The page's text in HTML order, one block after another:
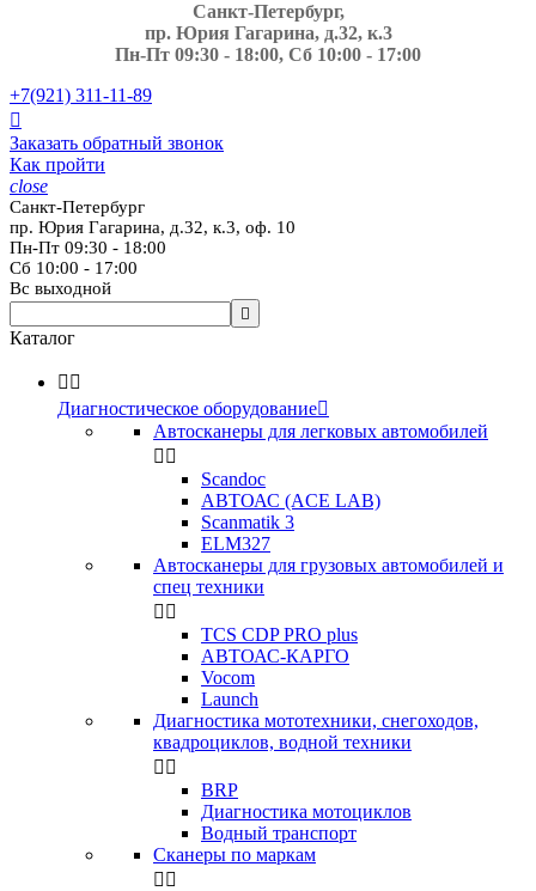
Санкт-Петербург,
пр. Юрия Гагарина, д.32, к.3
Пн-Пт 09:30 - 18:00, Сб 10:00 - 17:00
+7(921) 311-11-89

Заказать обратный звонок
Как пройти
close
Санкт-Петербург
пр. Юрия Гагарина, д.32, к.3, оф. 10
Пн-Пт 09:30 - 18:00
Сб 10:00 - 17:00
Вс выходной

Каталог
 
Диагностическое оборудование
Автосканеры для легковых автомобилей
 
Scandoc
АВТОАС (ACE LAB)
Scanmatik 3
ELM327
Автосканеры для грузовых автомобилей и
спец техники
 
TCS CDP PRO plus
АВТОАС-КАРГО
Vocom
Launch
Диагностика мототехники, снегоходов,
квадроциклов, водной техники
 
BRP
Диагностика мотоциклов
Водный транспорт
Сканеры по маркам
 